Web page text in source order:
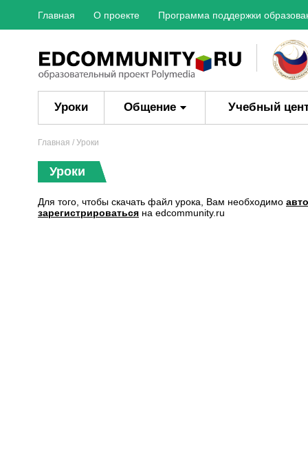
Главная О проекте Программа поддержки
Уроки Общение Учебный
Главная / Уроки
Уроки
Для того, чтобы скачать файл урока, Вам необходимо
зарегистрироваться на edcommunity.ru